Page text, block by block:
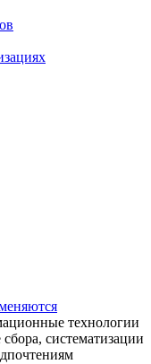
технологии
систематизации